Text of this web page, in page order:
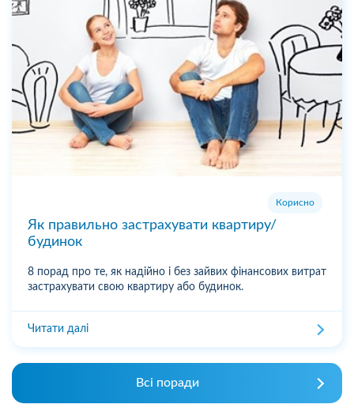
Корисно
Як правильно застрахувати квартиру/
будинок
8 порад про те, як надійно і без зайвих фінансових витрат
застрахувати свою квартиру або будинок.
Читати далі
Всі поради